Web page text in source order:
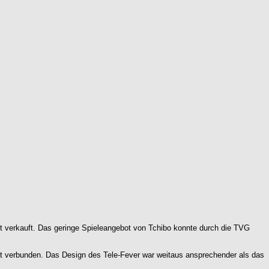
Das geringe Spieleangebot von Tchibo konnte durch die TVG
Das Design des Tele-Fever war weitaus ansprechender als das